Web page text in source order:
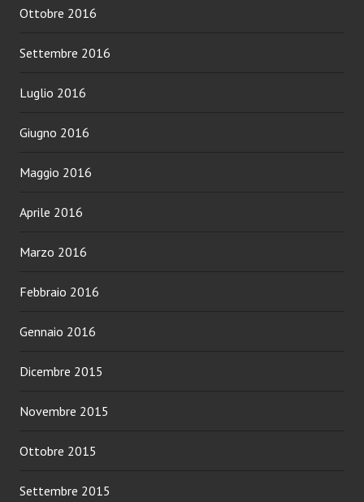
Ottobre 2016
Settembre 2016
Luglio 2016
Giugno 2016
Maggio 2016
Aprile 2016
Marzo 2016
Febbraio 2016
Gennaio 2016
Dicembre 2015
Novembre 2015
Ottobre 2015
Settembre 2015